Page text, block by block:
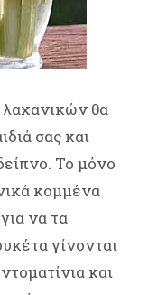
θα
σας και
Το μόνο
κομμένα
να τα
γίνονται
και